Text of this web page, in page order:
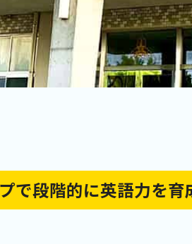
で段階的に英語力を育